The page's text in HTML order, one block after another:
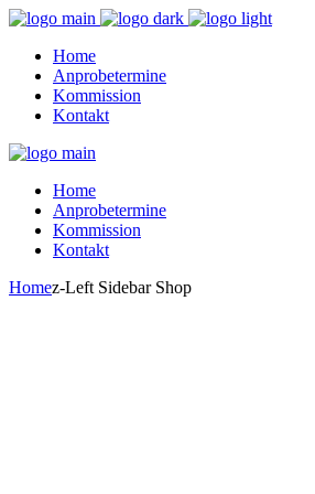
Home
Anprobetermine
Kommission
Kontakt
Home
Anprobetermine
Kommission
Kontakt
Homez-Left Sidebar Shop